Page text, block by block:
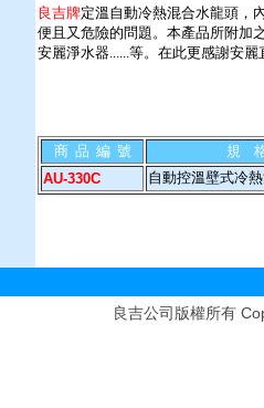
良吉牌定溫自動冷熱混合水龍頭，
便且又危險的問題。本產品所附加
安麗淨水器......等。在此更感謝安
商 品 編 號
規
AU-330C
自動控溫壁式冷
良吉公司版權所有